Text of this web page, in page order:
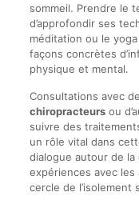
sommeil. Prendre le
d’approfondir ses
méditation ou le
façons concrètes
physique et mental.
Consultations avec
chiropracteursou
suivre des
un rôle vital dans
dialogue autour de
expériences avec
cercle de l’isolement